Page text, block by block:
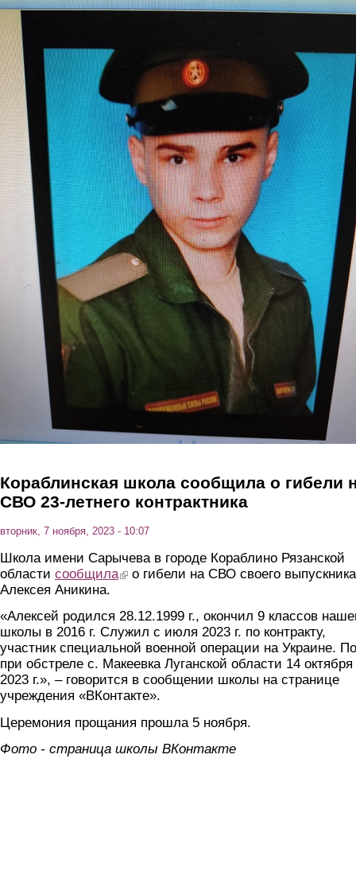
Перейти к основному содержанию
Кораблинская школа сообщила о гибели
СВО 23-летнего контрактника
вторник, 7 ноября, 2023 - 10:07
Школа имени Сарычева в городе Кораблино Рязанской
области сообщила(link is external)
о гибели на СВО своего выпускника
Алексея Аникина.
«Алексей родился 28.12.1999 г., окончил 9 классов
школы в 2016 г. Служил с июля 2023 г. по контракту,
участник специальной военной операции на Украине.
при обстреле с. Макеевка Луганской области 14 октября
2023 г.», – говорится в сообщении школы на странице
учреждения «ВКонтакте».
Церемония прощания прошла 5 ноября.
Фото - страница школы ВКонтакте